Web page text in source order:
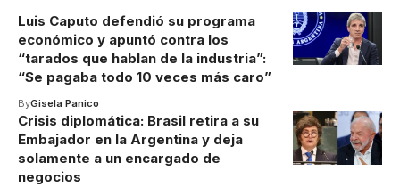
Luis Caputo defendió su programa
económico y apuntó contra los
“tarados que hablan de la industria”:
“Se pagaba todo 10 veces más caro”
ByGisela Panico
Crisis diplomática: Brasil retira a su
Embajador en la Argentina y deja
solamente a un encargado de
negocios